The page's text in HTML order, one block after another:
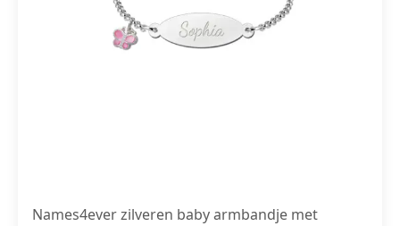
Names4ever zilveren baby armbandje met